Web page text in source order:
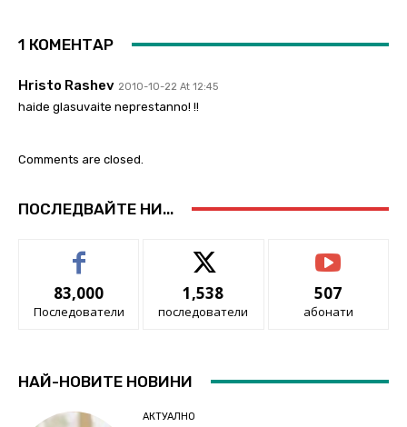
1 КОМЕНТАР
Hristo Rashev 2010-10-22 At 12:45
haide glasuvaite neprestanno! !!
Comments are closed.
ПОСЛЕДВАЙТЕ НИ...
83,000
Последователи
1,538
последователи
507
абонати
НАЙ-НОВИТЕ НОВИНИ
АКТУАЛНО